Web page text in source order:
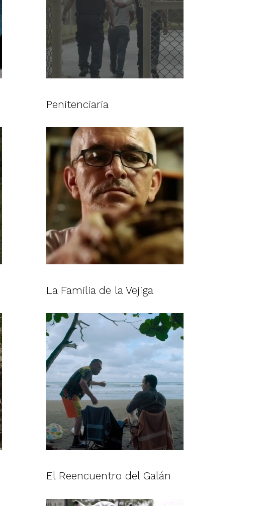
Penitenciaria
La Familia de la Vejiga
El Reencuentro del Galán